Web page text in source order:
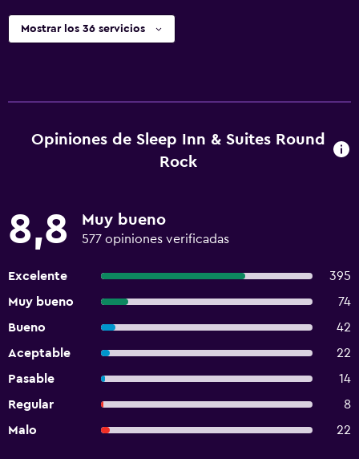
Mostrar los 36 servicios
Opiniones de Sleep Inn & Suites Round
Rock
8,8 Muy bueno
577 opiniones verificadas
Excelente
395
Muy bueno
74
Bueno
42
Aceptable
22
Pasable
14
Regular
8
Malo
22